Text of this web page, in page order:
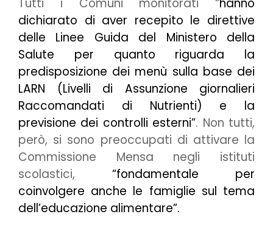
Tutti i Comuni monitorati “hanno
dichiarato di aver recepito le direttive
delle Linee Guida del Ministero della
Salute per quanto riguarda la
predisposizione dei menù sulla base dei
LARN (Livelli di Assunzione giornalieri
Raccomandati di Nutrienti) e la
previsione dei controlli esterni”. Non tutti,
però, si sono preoccupati di attivare la
Commissione Mensa negli istituti
scolastici, “fondamentale per
coinvolgere anche le famiglie sul tema
dell’educazione alimentare”.